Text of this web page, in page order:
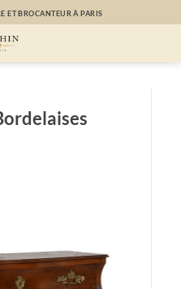
ET BROCANTEUR À PARIS